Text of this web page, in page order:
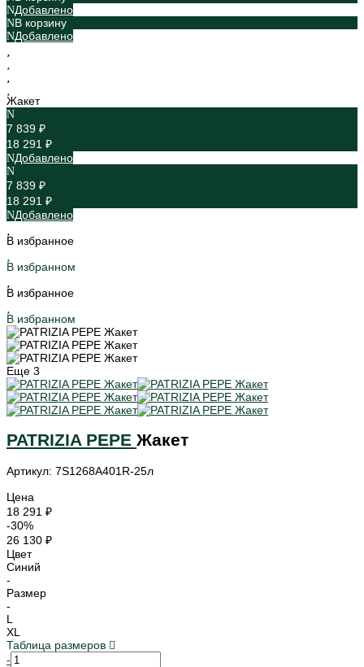
Добавлено
В корзину
Добавлено
Жакет
7 839 ₽
18 291 ₽
Добавлено
7 839 ₽
18 291 ₽
Добавлено
В избранное
В избранном
В избранное
В избранном
Еще 3
PATRIZIA PEPE Жакет
Артикул: 7S1268A401R-25л
Цена
18 291 ₽
-30%
26 130 ₽
Цвет
Синий
-
Размер
-
L
XL
Таблица размеров
-